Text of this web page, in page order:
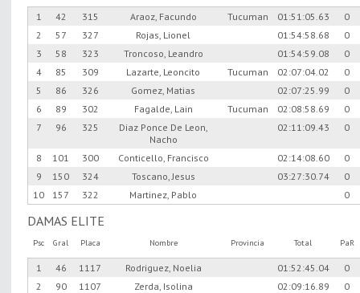
1 42 315 Araoz, Facundo Tucuman 01:51:05.63
0
2
57 327 Rojas, Lionel 01:54:58.68
0
3
58 323 Troncoso, Leandro 01:54:59.08
0
4
85 309 Lazarte, Leoncito Tucuman 02:07:04.02
0
5
86 326 Gomez, Matias 02:07:25.99
0
6
89 302 Fagalde, Lain Tucuman 02:08:58.69
0
7
96 325
Diaz Ponce De Leon,
Nacho
02:11:09.43 0
8 101 300 Conticello, Francisco 02:14:08.60
0
9
150 324 Toscano, Jesus 03:27:30.74
0
10
157 322 Martinez, Pablo 0
DAMAS ELITE
Psc Gral Placa Nombre Provincia Total PaR
1 46 1117 Rodriguez, Noelia 01:52:45.04
0
2
90 1107 Zerda, Isolina 02:09:16.89
0